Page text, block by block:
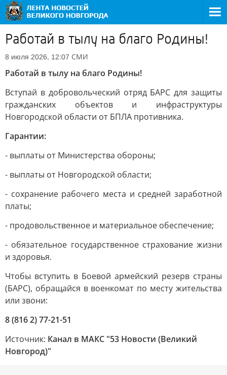
Работай в тылу на благо Родины!
8 июля 2026, 12:07 СМИ
Работай в тылу на благо Родины!
Вступай в добровольческий отряд БАРС для защиты
гражданских объектов и инфраструктуры
Новгородской области от БПЛА противника.
Гарантии:
- выплаты от Министерства обороны;
- выплаты от Новгородской области;
- сохранение рабочего места и средней заработной
платы;
- продовольственное и материальное обеспечение;
- обязательное государственное страхование жизни
и здоровья.
Чтобы вступить в Боевой армейский резерв страны
(БАРС), обращайся в военкомат по месту жительства
или звони:
8 (816 2) 77-21-51
Источник: Канал в МАКС "53 Новости (Великий
Новгород)"